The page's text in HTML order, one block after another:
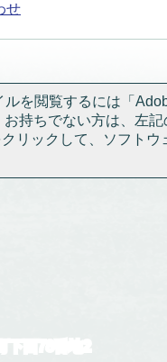
せ
ルを閲覧するには「
お持ちでない方は、左
リックして、ソフト